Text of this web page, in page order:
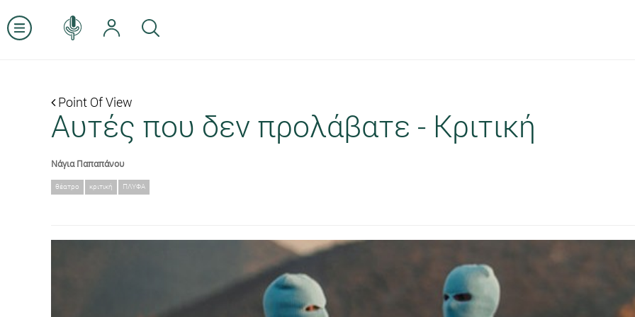
Point Of View
Αυτές που δεν προλάβατε - Κριτική
Νάγια Παπαπάνου
θέατρο κριτική ΠΛΥΦΑ